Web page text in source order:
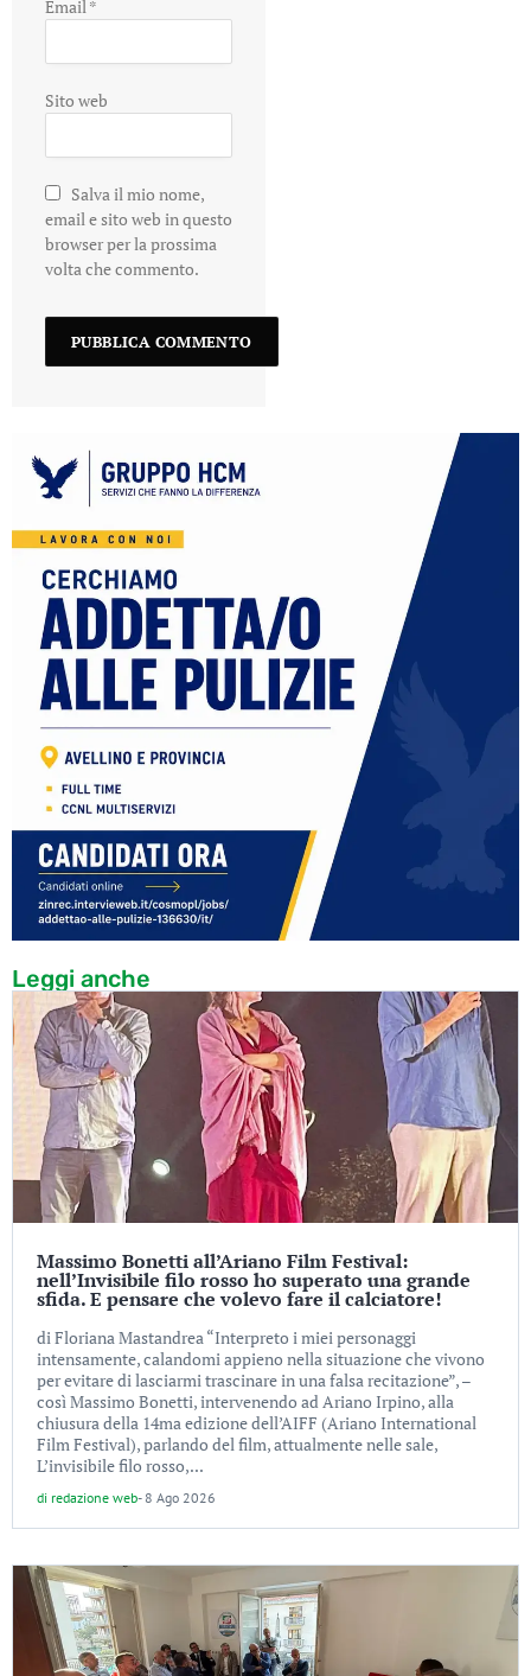
Email*
Sito web
Salva il mio nome,
email e sito web in questo
browser per la prossima
volta che commento.
Leggi anche
Massimo Bonetti all’Ariano Film Festival:
nell’Invisibile filo rosso ho superato una grande
sfida. E pensare che volevo fare il calciatore!
di Floriana Mastandrea “Interpreto i miei personaggi
intensamente, calandomi appieno nella situazione che vivono
per evitare di lasciarmi trascinare in una falsa recitazione”, –
così Massimo Bonetti, intervenendo ad Ariano Irpino, alla
chiusura della 14ma edizione dell’AIFF (Ariano International
Film Festival), parlando del film, attualmente nelle sale,
L’invisibile filo rosso,...
di redazione web- 8 Ago 2026